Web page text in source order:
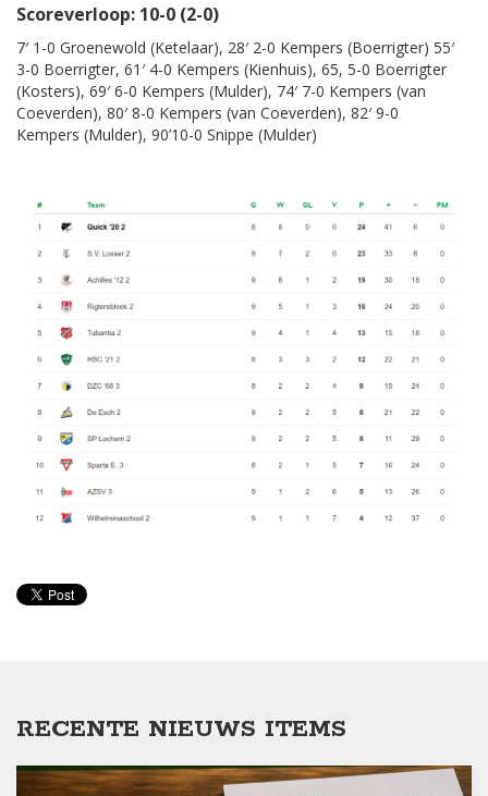
Scoreverloop: 10-0 (2-0)
7′ 1-0 Groenewold (Ketelaar), 28′ 2-0 Kempers (Boerrigter) 55′
3-0 Boerrigter, 61′ 4-0 Kempers (Kienhuis), 65, 5-0 Boerrigter
(Kosters), 69′ 6-0 Kempers (Mulder), 74′ 7-0 Kempers (van
Coeverden), 80′ 8-0 Kempers (van Coeverden), 82′ 9-0
Kempers (Mulder), 90’10-0 Snippe (Mulder)
RECENTE NIEUWS ITEMS